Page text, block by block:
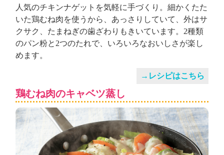
人気のチキンナゲットを気軽に手づくり。細かくたた
いた鶏むね肉を使うから、あっさりしていて、外はサ
クサク、たまねぎの歯ざわりもきいています。2種類
のパン粉と2つのたれで、いろいろなおいしさが楽し
めます。
→レシピはこちら
鶏むね肉のキャベツ蒸し